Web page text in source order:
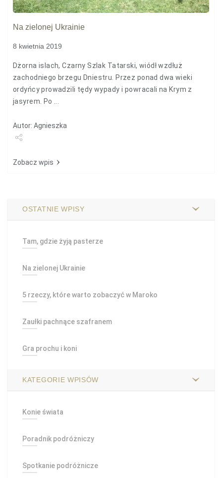
Na zielonej Ukrainie
8 kwietnia 2019
Dżorna islach, Czarny Szlak Tatarski, wiódł wzdłuż
zachodniego brzegu Dniestru. Przez ponad dwa wieki
ordyńcy prowadzili tędy wypady i powracali na Krym z
jasyrem. Po ...
Autor: Agnieszka
Zobacz wpis
OSTATNIE WPISY
Tam, gdzie żyją pasterze
Na zielonej Ukrainie
5 rzeczy, które warto zobaczyć w Maroko
Zaułki pachnące szafranem
Gra prochu i koni
KATEGORIE WPISÓW
Konie świata
Poradnik podróżniczy
Spotkanie podróżnicze